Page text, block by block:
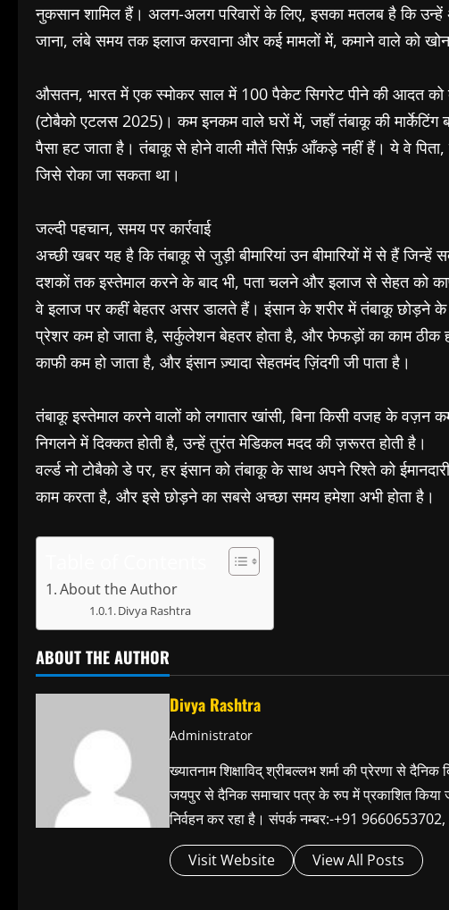
नुकसान शामिल हैं। अलग-अलग परिवारों के लिए, इसका मतलब है कि उन्हें
जाना, लंबे समय तक इलाज करवाना और कई मामलों में, कमाने वाले को
औसतन, भारत में एक स्मोकर साल में 100 पैकेट सिगरेट पीने की आदत को
(टोबैको एटलस 2025)। कम इनकम वाले घरों में, जहाँ तंबाकू की
पैसा हट जाता है। तंबाकू से होने वाली मौतें सिर्फ़ आँकड़े नहीं हैं। ये वे
जिसे रोका जा सकता था।
जल्दी पहचान, समय पर कार्रवाई
अच्छी खबर यह है कि तंबाकू से जुड़ी बीमारियां उन बीमारियों में से हैं जिन्हें
दशकों तक इस्तेमाल करने के बाद भी, पता चलने और इलाज से सेहत को
वे इलाज पर कहीं बेहतर असर डालते हैं। इंसान के शरीर में तंबाकू छोड़ने के
प्रेशर कम हो जाता है, सर्कुलेशन बेहतर होता है, और फेफड़ों का काम ठीक
काफी कम हो जाता है, और इंसान ज़्यादा सेहतमंद ज़िंदगी जी पाता है।
तंबाकू इस्तेमाल करने वालों को लगातार खांसी, बिना किसी वजह के
निगलने में दिक्कत होती है, उन्हें तुरंत मेडिकल मदद की ज़रूरत होती है।
वर्ल्ड नो टोबैको डे पर, हर इंसान को तंबाकू के साथ अपने रिश्ते को
काम करता है, और इसे छोड़ने का सबसे अच्छा समय हमेशा अभी होता है।
About the Author
Divya Rashtra
ABOUT THE AUTHOR
Divya Rashtra
Administrator
ख्यातनाम शिक्षाविद् श्रीबल्लभ शर्मा की प्रेरणा से
जयपुर से दैनिक समाचार पत्र के रुप में प्रकाशित किया
निर्वहन कर रहा है। संपर्क नम्बर:-+91
Visit Website View All Posts